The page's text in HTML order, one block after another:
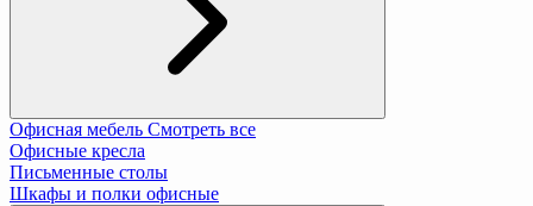
Офисная мебель Смотреть все
Офисные кресла
Письменные столы
Шкафы и полки офисные